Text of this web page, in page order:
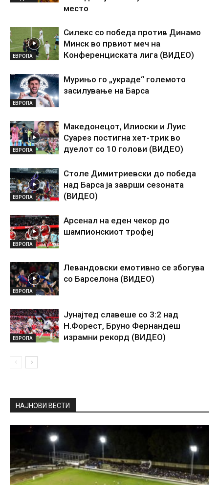
место
ЕВРОПА
Силекс со победа против Динамо
Минск во првиот меч на
Конференциската лига (ВИДЕО)
ЕВРОПА
Мурињо го „украде“ големото
засилување на Барса
ЕВРОПА
Македонецот, Илиоски и Луис
Суарез постигна хет-трик во
дуелот со 10 голови (ВИДЕО)
ЕВРОПА
Столе Димитриевски до победа
над Барса ја заврши сезоната
(ВИДЕО)
ЕВРОПА
Арсенал на еден чекор до
шампионскиот трофеј
ЕВРОПА
Левандовски емотивно се збогува
со Барселона (ВИДЕО)
ЕВРОПА
Јунајтед славеше со 3:2 над
Н.Форест, Бруно Фернандеш
израмни рекорд (ВИДЕО)
НАЈНОВИ ВЕСТИ